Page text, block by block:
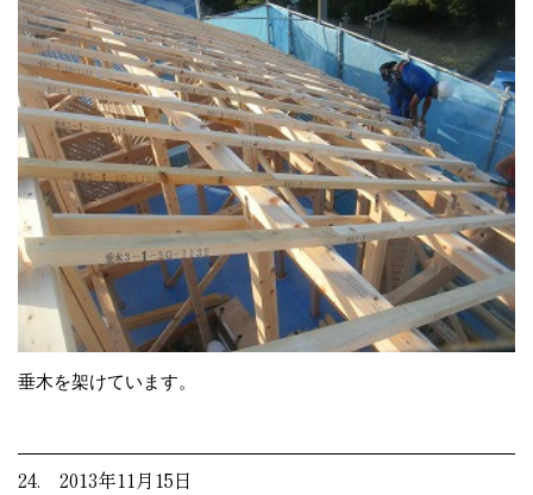
垂木を架けています。
24. 2013年11月15日